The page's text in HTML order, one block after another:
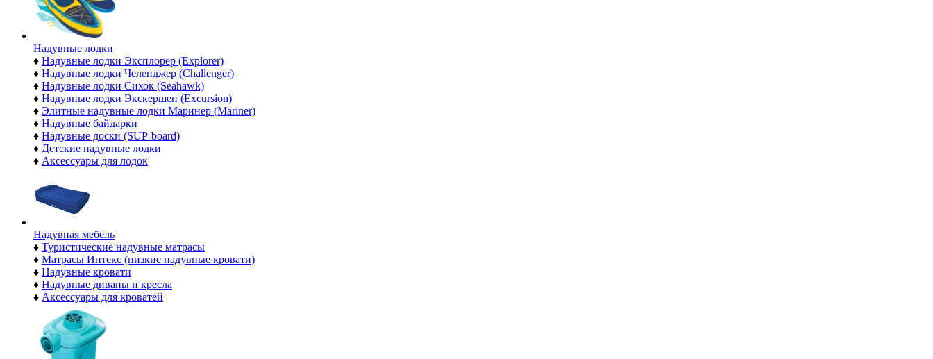
Надувные лодки
♦ Надувные лодки Эксплорер (Explorer)
♦ Надувные лодки Челенджер (Challenger)
♦ Надувные лодки Сихок (Seahawk)
♦ Надувные лодки Экскершен (Excursion)
♦ Элитные надувные лодки Маринер (Mariner)
♦ Надувные байдарки
♦ Надувные доски (SUP-board)
♦ Детские надувные лодки
♦ Аксессуары для лодок
Надувная мебель
♦ Туристические надувные матрасы
♦ Матрасы Интекс (низкие надувные кровати)
♦ Надувные кровати
♦ Надувные диваны и кресла
♦ Аксессуары для кроватей